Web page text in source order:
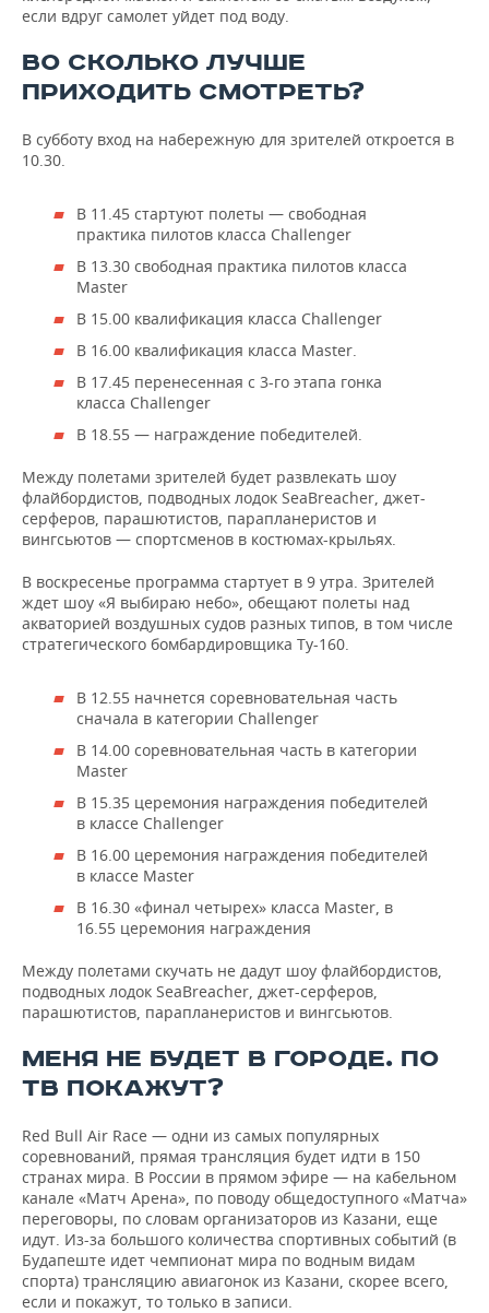
если вдруг самолет уйдет под воду.
ВО СКОЛЬКО ЛУЧШЕ
ПРИХОДИТЬ СМОТРЕТЬ?
В субботу вход на набережную для зрителей откроется в
10.30.
В 11.45 стартуют полеты — свободная
практика пилотов класса Challenger
В 13.30 свободная практика пилотов класса
Master
В 15.00 квалификация класса Challenger
В 16.00 квалификация класса Master.
В 17.45 перенесенная с 3-го этапа гонка
класса Challenger
В 18.55 — награждение победителей.
Между полетами зрителей будет развлекать шоу
флайбордистов, подводных лодок SeaBreacher, джет-
серферов, парашютистов, парапланеристов и
вингсьютов — спортсменов в костюмах-крыльях.
В воскресенье программа стартует в 9 утра. Зрителей
ждет шоу «Я выбираю небо», обещают полеты над
акваторией воздушных судов разных типов, в том числе
стратегического бомбардировщика Ту-160.
В 12.55 начнется соревновательная часть
сначала в категории Challenger
В 14.00 соревновательная часть в категории
Master
В 15.35 церемония награждения победителей
в классе Challenger
В 16.00 церемония награждения победителей
в классе Master
В 16.30 «финал четырех» класса Master, в
16.55 церемония награждения
Между полетами скучать не дадут шоу флайбордистов,
подводных лодок SeaBreacher, джет-серферов,
парашютистов, парапланеристов и вингсьютов.
МЕНЯ НЕ БУДЕТ В ГОРОДЕ. ПО
ТВ ПОКАЖУТ?
Red Bull Air Race — одни из самых популярных
соревнований, прямая трансляция будет идти в 150
странах мира. В России в прямом эфире — на кабельном
канале «Матч Арена», по поводу общедоступного «Матча»
переговоры, по словам организаторов из Казани, еще
идут. Из-за большого количества спортивных событий (в
Будапеште идет чемпионат мира по водным видам
спорта) трансляцию авиагонок из Казани, скорее всего,
если и покажут, то только в записи.